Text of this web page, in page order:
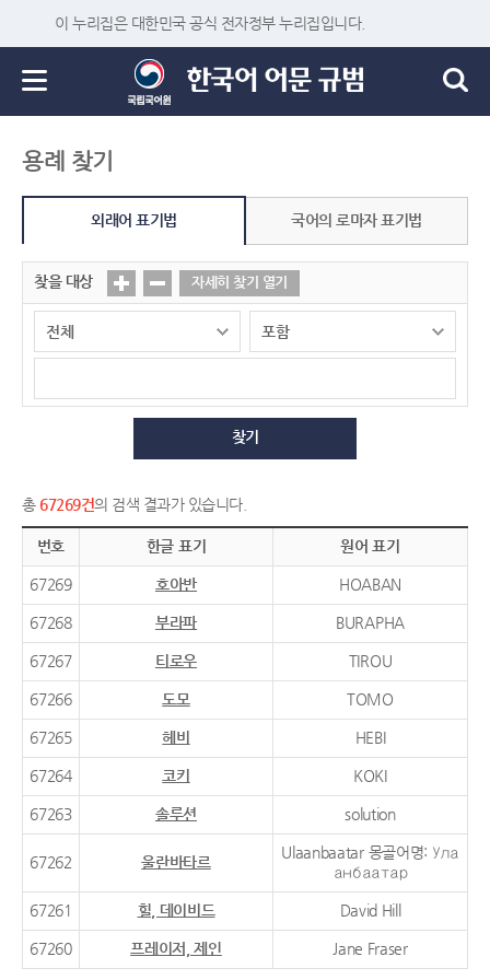
이 누리집은 대한민국 공식 전자정부 누리집입니다.
용례 찾기
외래어 표기법 국어의 로마자 표기법
찾을 대상 자세히 찾기 열기
찾기
총 67269건의 검색 결과가 있습니다.
번호 한글 표기 원어 표기
67269 호아반 HOABAN
67268 부라파 BURAPHA
67267 티로우 TIROU
67266 도모 TOMO
67265 헤비 HEBI
67264 코키 KOKI
67263 솔루션 solution
67262 울란바타르
Ulaanbaatar 몽골어명: Ула
анбаатар
67261 힐, 데이비드 David Hill
67260 프레이저, 제인 Jane Fraser